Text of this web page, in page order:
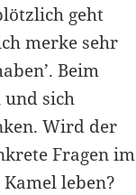
geht
merke sehr
Beim
und sich
Wird der
Fragen im
leben?